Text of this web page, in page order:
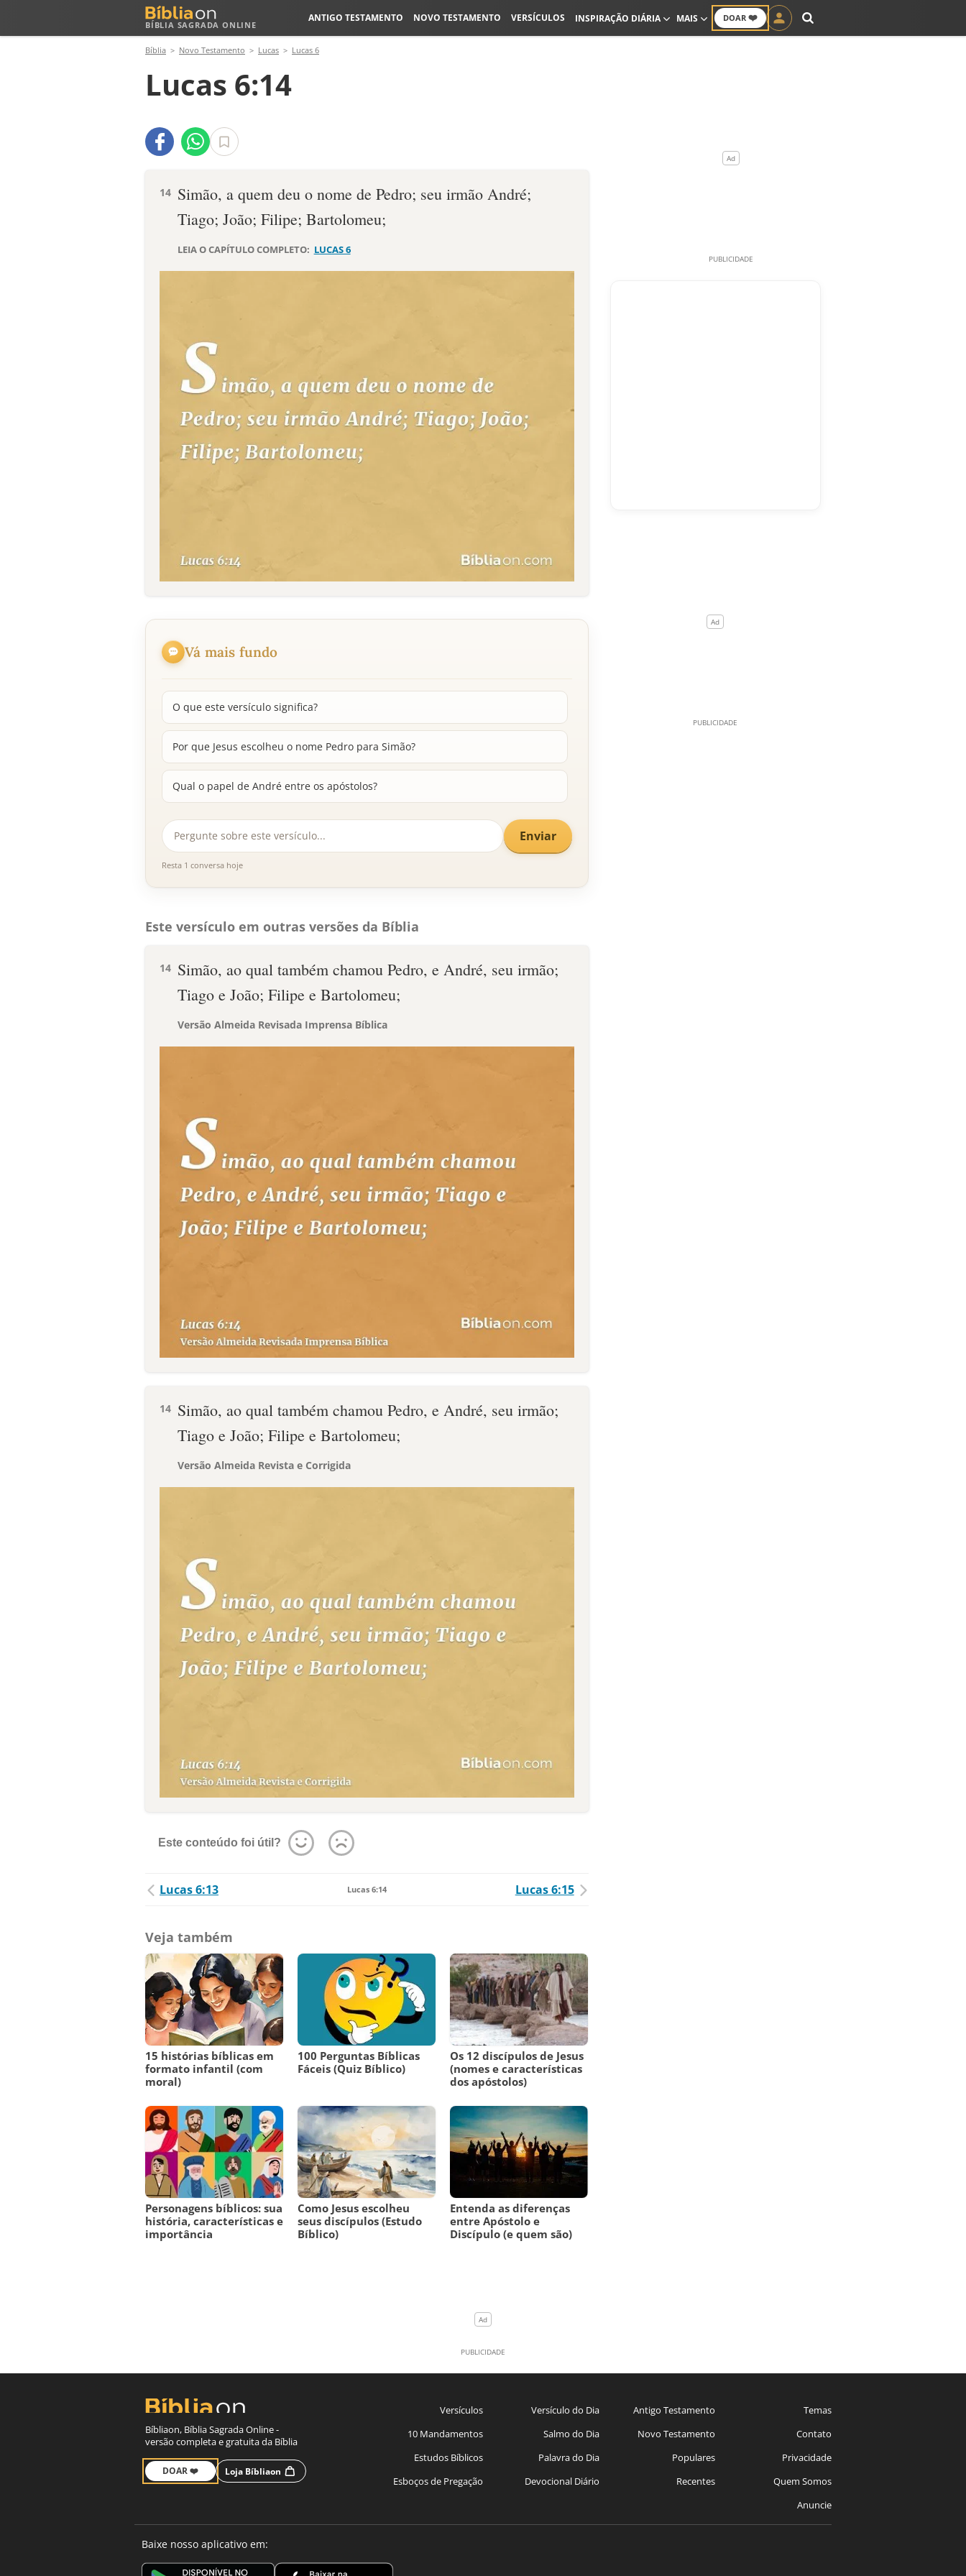
BÍBLIA SAGRADA ONLINE
DOAR ❤️
ANTIGO TESTAMENTO NOVO TESTAMENTO VERSÍCULOS INSPIRAÇÃO DIÁRIA MAIS
Bíblia Novo Testamento Lucas Lucas 6
Lucas 6:14
14 Simão, a quem deu o nome de Pedro; seu irmão André;
Tiago; João; Filipe; Bartolomeu;
LEIA O CAPÍTULO COMPLETO: LUCAS 6
Vá mais fundo
O que este versículo significa?
Por que Jesus escolheu o nome Pedro para Simão?
Qual o papel de André entre os apóstolos?
Enviar
Resta 1 conversa hoje
Este versículo em outras versões da Bíblia
14 Simão, ao qual também chamou Pedro, e André, seu irmão;
Tiago e João; Filipe e Bartolomeu;
Versão Almeida Revisada Imprensa Bíblica
14 Simão, ao qual também chamou Pedro, e André, seu irmão;
Tiago e João; Filipe e Bartolomeu;
Versão Almeida Revista e Corrigida
Este conteúdo foi útil?
Lucas 6:13 Lucas 6:14 Lucas 6:15
Veja também
15 histórias bíblicas em
formato infantil (com
moral)
100 Perguntas Bíblicas
Fáceis (Quiz Bíblico)
Os 12 discípulos de Jesus
(nomes e características
dos apóstolos)
Personagens bíblicos: sua
história, características e
importância
Como Jesus escolheu
seus discípulos (Estudo
Bíblico)
Entenda as diferenças
entre Apóstolo e
Discípulo (e quem são)
Bíbliaon, Bíblia Sagrada Online -
versão completa e gratuita da Bíblia
DOAR ❤️ Loja Bíbliaon
Versículos
10 Mandamentos
Estudos Bíblicos
Esboços de Pregação
Versículo do Dia
Salmo do Dia
Palavra do Dia
Devocional Diário
Antigo Testamento
Novo Testamento
Populares
Recentes
Temas
Contato
Privacidade
Quem Somos
Anuncie
Baixe nosso aplicativo em: